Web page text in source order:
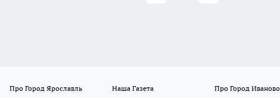
Про Город Ярославль Наша Газета
Про Город Иваново